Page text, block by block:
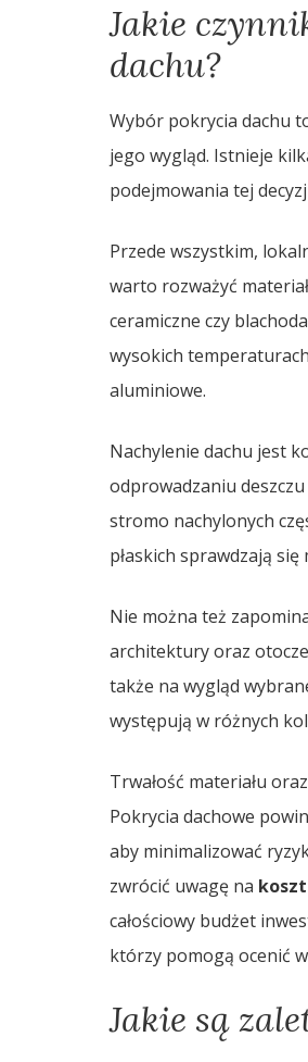
Jakie
dachu?
Wybór pokrycia dachu
jego wygląd. Istnieje
podejmowania tej
Przede wszystkim,
warto rozważyć
ceramiczne czy
wysokich
aluminiowe.
Nachylenie dachu jest
odprowadzaniu
stromo nachylonych
płaskich sprawdzają
Nie można też
architektury oraz
także na wygląd
występują w różnych
Trwałość materiału
Pokrycia dachowe
aby minimalizować
zwrócić uwagę na
całościowy budżet
którzy pomogą ocenić
Jakie są